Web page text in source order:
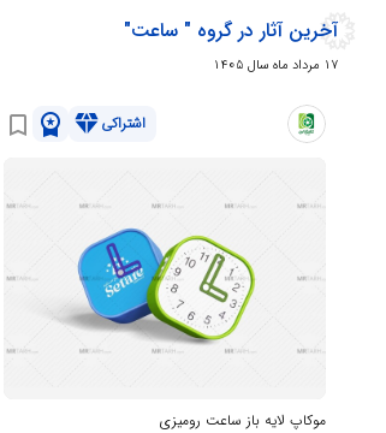
آخرین آثار در گروه " ساعت"
17 مرداد ماه سال 1405
اشتراکیdiamond
workspace_premium
bookmark_border
موکاپ لایه باز ساعت رومیزی